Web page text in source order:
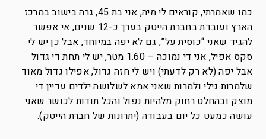
כמו שאמרתי, קוראים לי מיה, אני בת 45, גרה בישוב במרכז
הארץ ועובדת בחברת הייטק בערך כ-12 שנים, אי אפשר
להגיד שאני “כוסית על”, גם לא יפה במיוחד, אבל כן יש לי
סקס אפיל, אני די נמוכה – 1.60 מטר, יש לי תחת די גדול
אבל יפה (לא רק לדעתי) ויש לי חזה גדול, אפילו גדול מאוד
שלמרות גילי ולמרות שאני אמא לשלושה ילדים עדיין די
מוצק ובהחלט רחוק מלהיות נפול והכל תודות לכושר שאני
עושה כמעט כל יום בעבודה (יתרונות של חברת הייטק).